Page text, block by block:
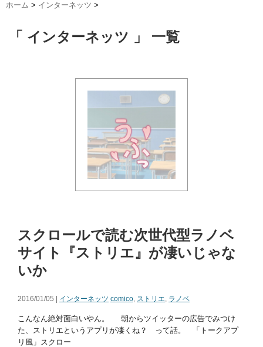
ホーム > インターネッツ >
「 インターネッツ 」 一覧
スクロールで読む次世代型ラノベ
サイト『ストリエ』が凄いじゃな
いか
2016/01/05 | インターネッツ comico ストリエ ラノベ
こんなん絶対面白いやん。 朝からツイッターの広告でみつけ
た、ストリエというアプリが凄くね？ って話。 「トークアプ
リ風」スクロー